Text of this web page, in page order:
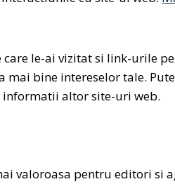
le-ai vizitat si link-urile
mai bine intereselor tale.
informatii altor site-uri web.
valoroasa pentru editori si